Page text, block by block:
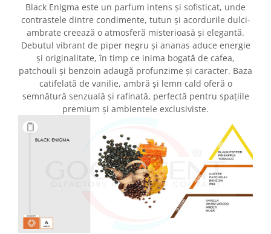
Black Enigma este un parfum intens și sofisticat, unde
contrastele dintre condimente, tutun și acordurile dulci-
ambrate creează o atmosferă misterioasă și elegantă.
Debutul vibrant de piper negru și ananas aduce energie
și originalitate, în timp ce inima bogată de cafea,
patchouli și benzoin adaugă profunzime și caracter. Baza
catifelată de vanilie, ambră și lemn cald oferă o
semnătură senzuală și rafinată, perfectă pentru spațiile
premium și ambientele exclusiviste.